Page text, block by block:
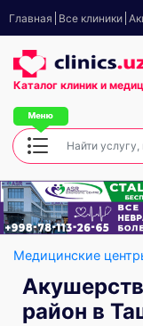
Главная Все клиники
Каталог клиник и
Медицинские
район в